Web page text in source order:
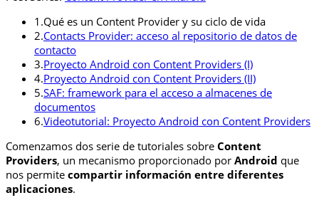
1.Qué es un Content Provider y su ciclo de vida
2.Contacts Provider: acceso al repositorio de datos de
contacto
3.Proyecto Android con Content Providers (I)
4.Proyecto Android con Content Providers (II)
5.SAF: framework para el acceso a almacenes de
documentos
6.Videotutorial: Proyecto Android con Content Providers
Comenzamos dos serie de tutoriales sobre Content
Providers, un mecanismo proporcionado por Android que
nos permite compartir información entre diferentes
aplicaciones.